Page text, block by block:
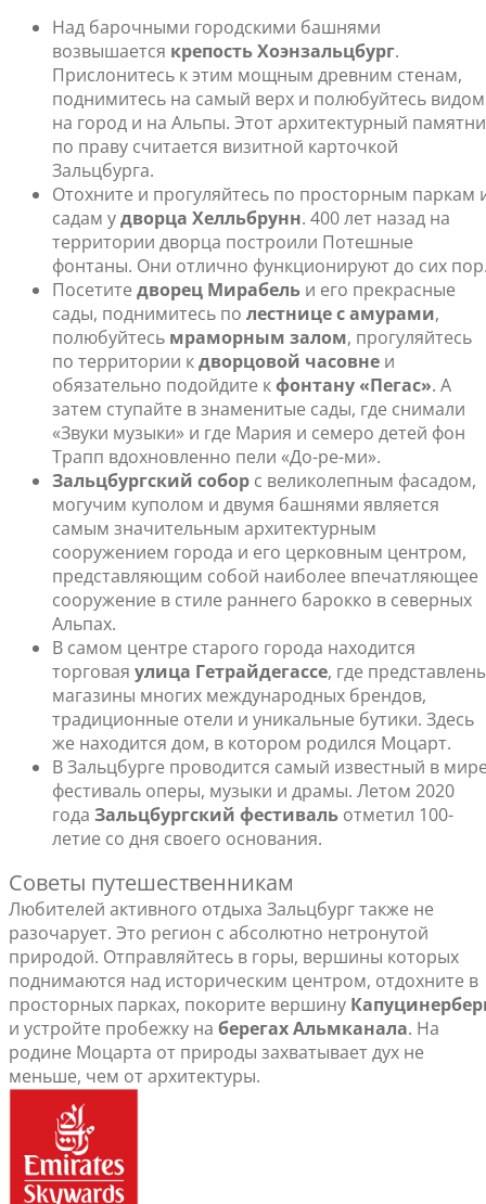
Над барочными городскими башнями
возвышается крепость Хоэнзальцбург.
Прислонитесь к этим мощным древним стенам,
поднимитесь на самый верх и полюбуйтесь видом
на город и на Альпы. Этот архитектурный
по праву считается визитной карточкой
Зальцбурга.
Отохните и прогуляйтесь по просторным паркам
садам удворца Хелльбрунн. 400 лет назад на
территории дворца построили Потешные
фонтаны. Они отлично функционируют до сих
Посетите дворец Мирабель и его прекрасные
сады, поднимитесь по лестнице с амурами,
полюбуйтесь мраморным залом, прогуляйтесь
по территории кдворцовой часовне и
обязательно подойдите кфонтану «Пегас». А
затем ступайте в знаменитые сады, где снимали
«Звуки музыки» и где Мария и семеро детей фон
Трапп вдохновленно пели «До-ре-ми».
Зальцбургский собор с великолепным фасадом,
могучим куполом и двумя башнями является
самым значительным архитектурным
сооружением города и его церковным центром,
представляющим собой наиболее впечатляющее
сооружение в стиле раннего барокко в северных
Альпах.
В самом центре старого города находится
торговая улица Гетрайдегассе, где
магазины многих международных брендов,
традиционные отели и уникальные бутики. Здесь
же находится дом, в котором родился Моцарт.
В Зальцбурге проводится самый известный в
фестиваль оперы, музыки и драмы. Летом 2020
года Зальцбургский фестиваль отметил 100-
летие со дня своего основания.
Советы путешественникам
Любителей активного отдыха Зальцбург также не
разочарует. Это регион с абсолютно нетронутой
природой. Отправляйтесь в горы, вершины которых
поднимаются над историческим центром, отдохните в
просторных парках, покорите вершину
и устройте пробежку на берегах Альмканала. На
родине Моцарта от природы захватывает дух не
меньше, чем от архитектуры.